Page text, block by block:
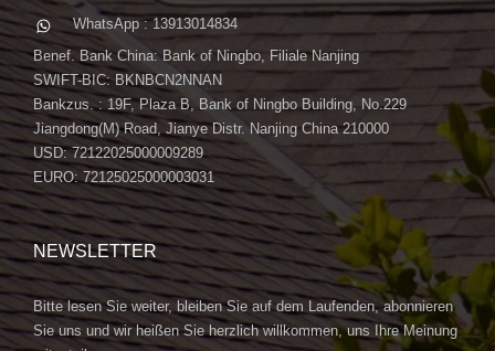
WhatsApp : 13913014834
Benef. Bank China: Bank of Ningbo, Filiale Nanjing
SWIFT-BIC: BKNBCN2NNAN
Bankzus. : 19F, Plaza B, Bank of Ningbo Building, No.229
Jiangdong(M) Road, Jianye Distr. Nanjing China 210000
USD: 72122025000009289
EURO: 72125025000003031
NEWSLETTER
Bitte lesen Sie weiter, bleiben Sie auf dem Laufenden, abonnieren
Sie uns und wir heißen Sie herzlich willkommen, uns Ihre Meinung